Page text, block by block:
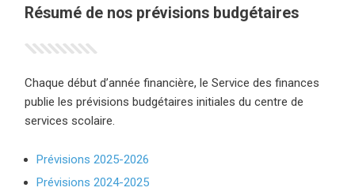
Résumé de nos prévisions budgétaires
Chaque début d’année financière, le Service des finances
publie les prévisions budgétaires initiales du centre de
services scolaire.
Prévisions 2025-2026
Prévisions 2024-2025